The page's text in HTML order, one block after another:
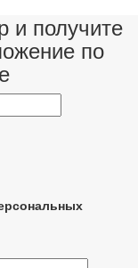
и получите
по